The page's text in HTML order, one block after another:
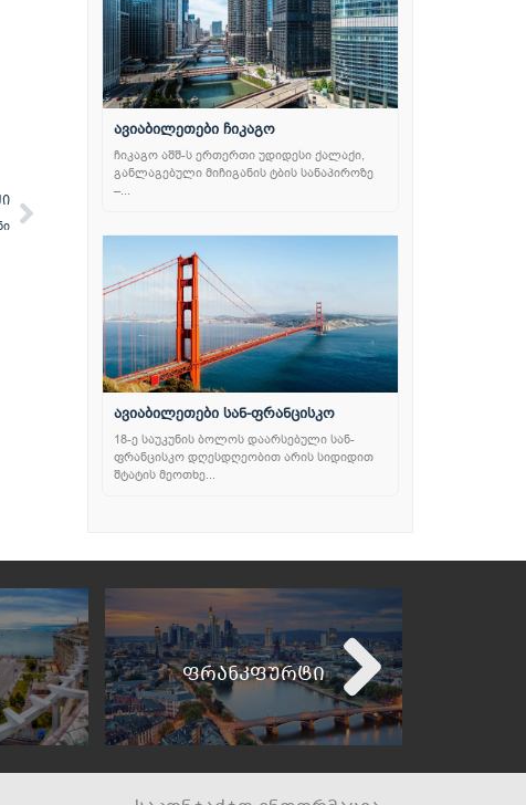
Next
ავიაბილეთები ჩიკაგო
ჩიკაგო აშშ-ს ერთერთი უდიდესი ქალაქი,
განლაგებული მიჩიგანის ტბის სანაპიროზე
–...
ავიაბილეთები სან-ფრანცისკო
18-ე საუკუნის ბოლოს დაარსებული სან-
ფრანცისკო დღესდღეობით არის სიდიდით
შტატის მეოთხე...
ფრანკფურტი